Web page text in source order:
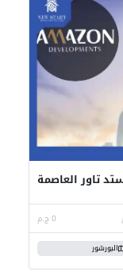
تاور العاصمة
0 ج.م
البورشور